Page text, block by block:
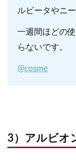
ルビータやニ
一週間ほどの
らないです。
@cosme
3）アルビオ